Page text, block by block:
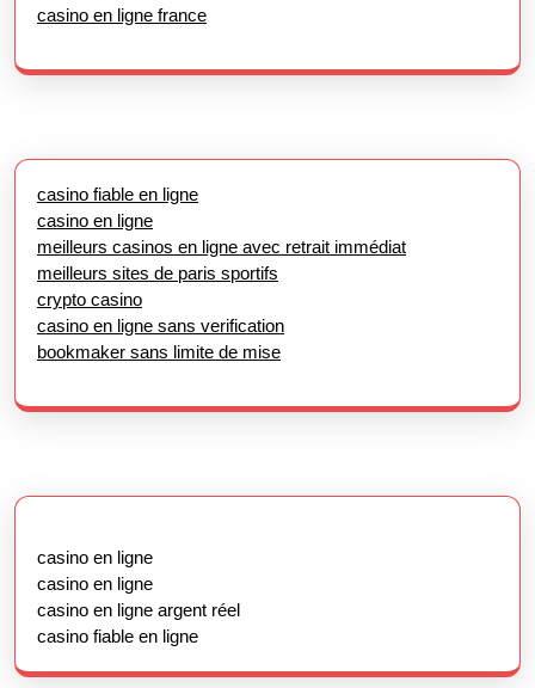
casino en ligne france
casino fiable en ligne
casino en ligne
meilleurs casinos en ligne avec retrait immédiat
meilleurs sites de paris sportifs
crypto casino
casino en ligne sans verification
bookmaker sans limite de mise
casino en ligne
casino en ligne
casino en ligne argent réel
casino fiable en ligne